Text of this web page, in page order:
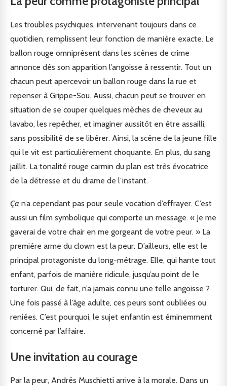
Les troubles psychiques, intervenant toujours dans ce
quotidien, remplissent leur fonction de manière exacte. Le
ballon rouge omniprésent dans les scènes de crime
annonce dès son apparition l’angoisse à ressentir. Tout un
chacun peut apercevoir un ballon rouge dans la rue et
repenser à Grippe-Sou. Aussi, chacun peut se trouver en
situation de se couper quelques mèches de cheveux au
lavabo, les repêcher, et imaginer aussitôt en être assailli,
sans possibilité de se libérer. Ainsi, la scène de la jeune fille
qui le vit est particulièrement choquante. En plus, du sang
jaillit. La tonalité rouge carmin du plan est très évocatrice
de la détresse et du drame de l’instant.
Ça n’a cependant pas pour seule vocation d’effrayer. C’est
aussi un film symbolique qui comporte un message. « Je me
gaverai de votre chair en me gorgeant de votre peur. » La
première arme du clown est la peur. D’ailleurs, elle est le
principal protagoniste du long-métrage. Elle, qui hante tout
enfant, parfois de manière ridicule, jusqu’au point de le
torturer. Qui, de fait, n’a jamais connu une telle angoisse ?
Une fois passé à l’âge adulte, ces peurs sont oubliées ou
reniées. C’est pourquoi, le sujet enfantin est éminemment
concerné par l’affaire.
Une invitation au courage
Par la peur, Andrés Muschietti arrive à la morale. Dans un